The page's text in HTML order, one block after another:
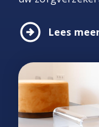
arrow_circle_right Lees